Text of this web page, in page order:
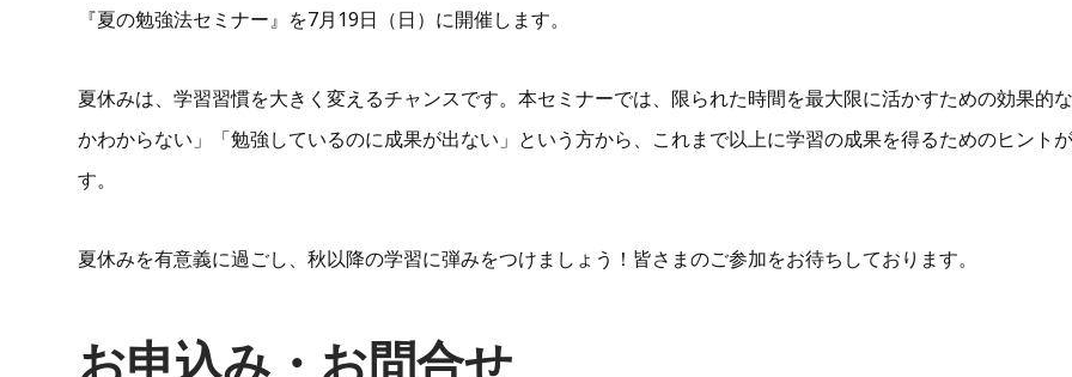
『夏の勉強法セミナー』を7月19日（日）に開催します。
夏休みは、学習習慣を大きく変えるチャンスです。本セミナーでは、限られた時間を最大限に活かすための効果的
かわからない」「勉強しているのに成果が出ない」という方から、これまで以上に学習の成果を得るためのヒント
す。
夏休みを有意義に過ごし、秋以降の学習に弾みをつけましょう！皆さまのご参加をお待ちしております。
お申込み・お問合せ